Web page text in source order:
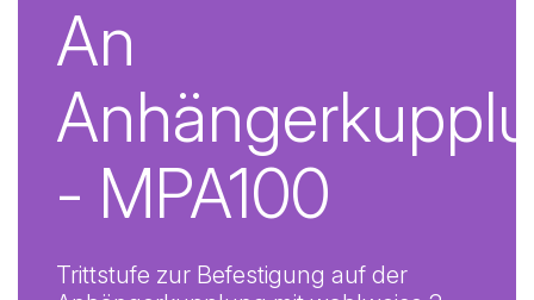
An
- MPA100
Trittstufe zur Befestigung auf der